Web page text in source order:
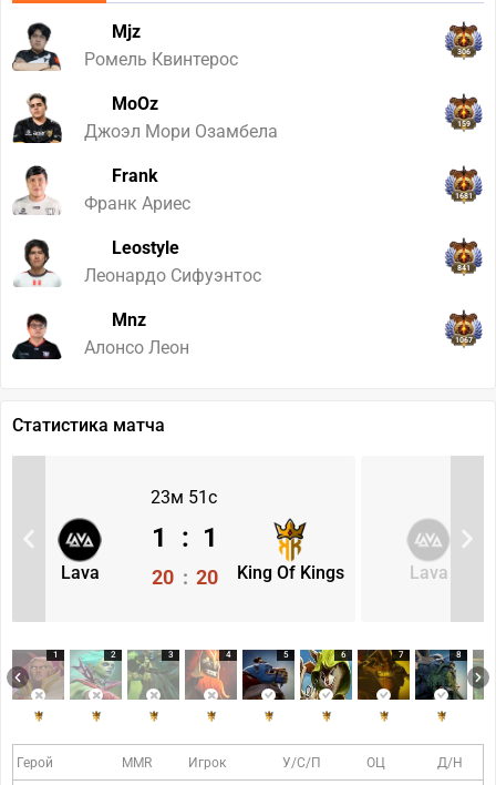
Mjz
Ромель Квинтерос
306
MoOz
Джоэл Мори Озамбела
159
Frank
Франк Ариес
1681
Leostyle
Леонардо Сифуэнтос
841
Mnz
Алонсо Леон
1067
Статистика матча
23м 51с
Lava King Of Kings
1 : 1
20 : 20 Lava
1 2 3 4 5 6 7 8
Герой MMR Игрок У/С/П ОЦ Д/Н